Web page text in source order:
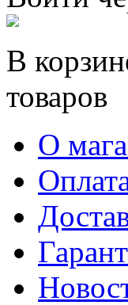
В
товаров
О